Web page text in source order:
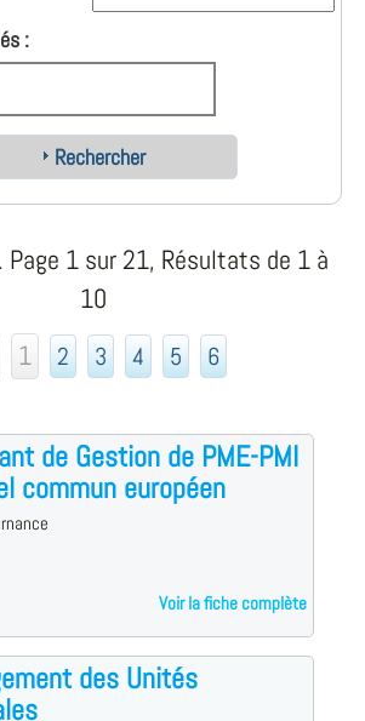
:
Rechercher
1 sur 21, Résultats de 1 à
10
1 2 3 4 5 6
de Gestion de PME-PMI
commun européen
Voir la fiche complète
des Unités